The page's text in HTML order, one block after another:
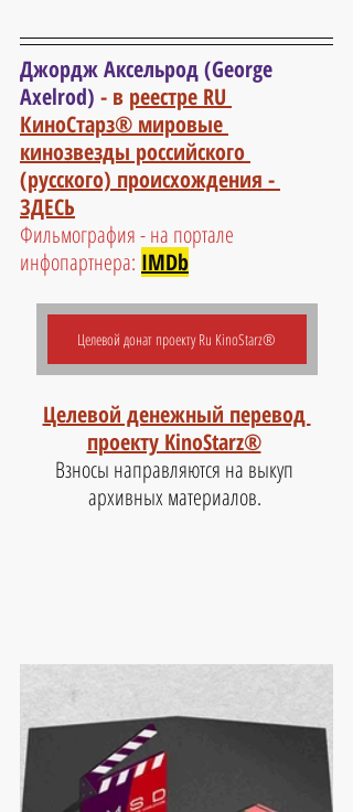
Джордж Аксельрод (George
Axelrod) - в реестре RU
КиноСтарз® мировые
кинозвезды российского
(русского) происхождения -
ЗДЕСЬ
Фильмография - на портале
инфопартнера: IMDb
Целевой донат проекту Ru KinoStarz®
Целевой денежный перевод
проекту KinoStarz®
Взносы направляются на выкуп
архивных материалов.